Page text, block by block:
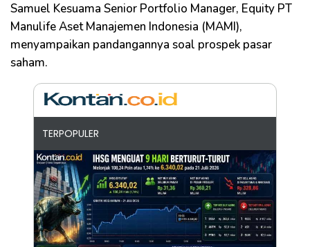
Samuel Kesuama Senior Portfolio Manager, Equity PT
Manulife Aset Manajemen Indonesia (MAMI),
menyampaikan pandangannya soal prospek pasar
saham.
TERPOPULER